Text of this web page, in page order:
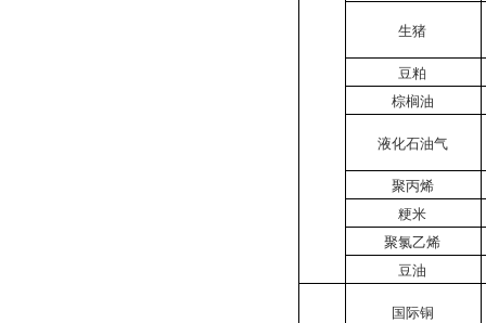
生猪
豆粕
棕榈油
液化石油气
聚丙烯
粳米
聚氯乙烯
豆油
国际铜